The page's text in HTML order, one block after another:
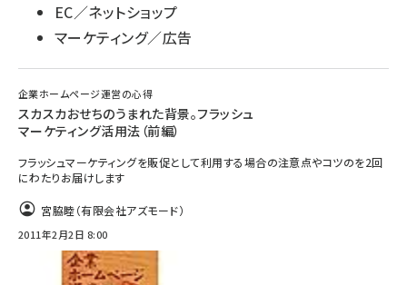
EC／ネットショップ
マーケティング／広告
企業ホームページ運営の心得
スカスカおせちのうまれた背景。フラッシュ
マーケティング活用法（前編）
フラッシュマーケティングを販促として利用する場合の注意点やコツのを2回
にわたりお届けします
宮脇睦（有限会社アズモード）
2011年2月2日 8:00